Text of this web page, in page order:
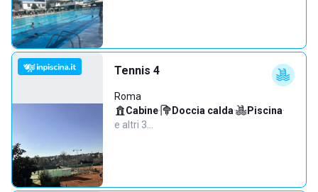
Tennis 4
Roma
Cabine· Doccia calda· Piscina·
e altri 3…